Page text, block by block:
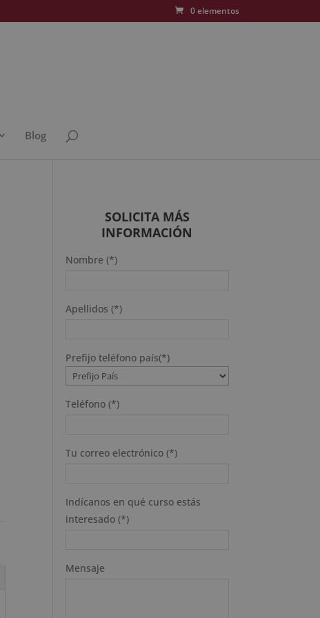
0 elementos
Blog
SOLICITA MÁS
INFORMACIÓN
Nombre (*)
Apellidos (*)
Prefijo teléfono país(*)
Teléfono (*)
Tu correo electrónico (*)
Indícanos en qué curso estás
interesado (*)
Mensaje